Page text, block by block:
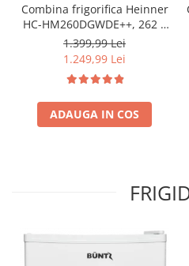
Combina frigorifica Heinner
HC-HM260DGWDE++, 262 l,
Clasa E, Dozator de apa,
Control electronic cu
termostat ajustabil, Lumina
cm, Gri antracit texturat
1.399,99 Lei
1.249,99 Lei
ADAUGA IN COS